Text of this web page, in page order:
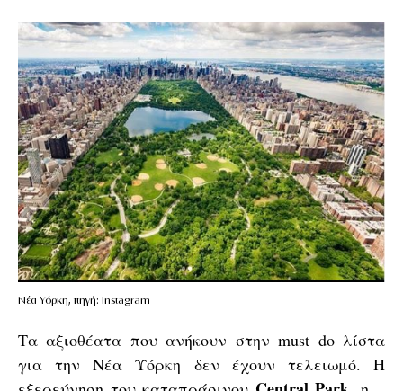
Νέα Υόρκη, πηγή: Instagram
Τα αξιοθέατα που ανήκουν στην must do λίστα
για την Νέα Υόρκη δεν έχουν τελειωμό. Η